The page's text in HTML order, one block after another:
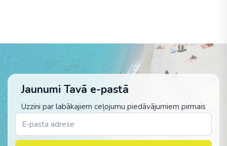
Jaunumi Tavā e-pastā
Uzzini par labākajiem ceļojumu piedāvājumiem pirmais